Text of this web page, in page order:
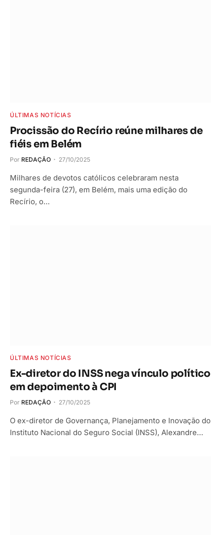
ÚLTIMAS NOTÍCIAS
Procissão do Recírio reúne milhares de
fiéis em Belém
Por REDAÇÃO 27/10/2025
Milhares de devotos católicos celebraram nesta
segunda-feira (27), em Belém, mais uma edição do
Recírio, o…
ÚLTIMAS NOTÍCIAS
Ex-diretor do INSS nega vínculo político
em depoimento à CPI
Por REDAÇÃO 27/10/2025
O ex-diretor de Governança, Planejamento e Inovação do
Instituto Nacional do Seguro Social (INSS), Alexandre…